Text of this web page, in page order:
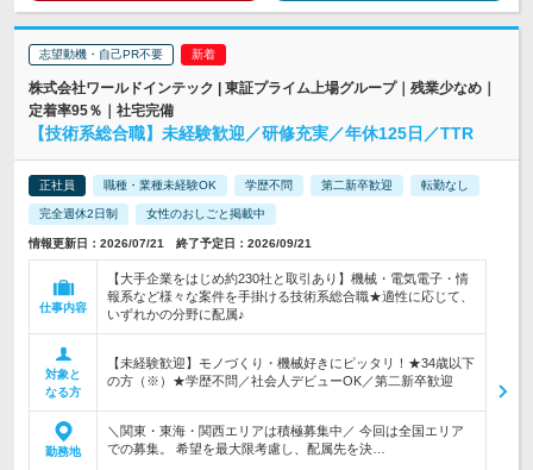
志望動機・自己PR不要
株式会社ワールドインテック | 東証プライム上場グループ｜残業少なめ｜
定着率95％｜社宅完備
【技術系総合職】未経験歓迎／研修充実／年休125日／TTR
正社員 職種・業種未経験OK 学歴不問 第二新卒歓迎 転勤なし
完全週休2日制 女性のおしごと掲載中
情報更新日：2026/07/21 終了予定日：2026/09/21
仕事内容
【大手企業をはじめ約230社と取引あり】機械・電気電子・情
報系など様々な案件を手掛ける技術系総合職★適性に応じて、
いずれかの分野に配属♪
対象と
なる方
【未経験歓迎】モノづくり・機械好きにピッタリ！★34歳以下
の方（※）★学歴不問／社会人デビューOK／第二新卒歓迎
勤務地
＼関東・東海・関西エリアは積極募集中／ 今回は全国エリア
での募集。 希望を最大限考慮し、配属先を決…